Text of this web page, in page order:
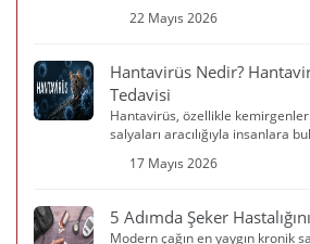
22 Mayıs 2026
Hantavirüs Nedir?
Tedavisi
Hantavirüs, özellikle
salyaları aracılığıyla insanlara
17 Mayıs 2026
5 Adımda Şeker
Modern çağın en yaygın kronik